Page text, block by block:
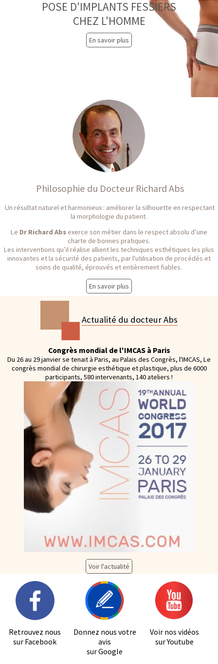
POSE D'IMPLANTS FESSIERS
CHEZ L'HOMME
En savoir plus
Philosophie du Docteur Richard Abs
Un résultat naturel et harmonieux : améliorer la silhouette en respectant
la morphologie du patient.
Le Dr Richard Absexerce son métier dans le respect absolu d’une
charte de bonnes pratiques.
Les interventions qu’il réalise allient les techniques esthétiques les plus
innovantes et la sécurité des patients, par l'utilisation de procédés et
soins de qualité, éprouvés et entièrement fiables.
En savoir plus
Actualité du docteur Abs
Congrès mondial de l'IMCAS à Paris
Du 26 au 29 janvier se tenait à Paris, au Palais des Congrès, l'IMCAS, Le
congrès mondial de chirurgie esthétique et plastique, plus de 6000
participants, 580 intervenants, 140 ateliers !
Voir l'actualité
Retrouvez nous
sur Facebook
Donnez nous votre
avis
sur Google
Voir nos vidéos
sur Youtube